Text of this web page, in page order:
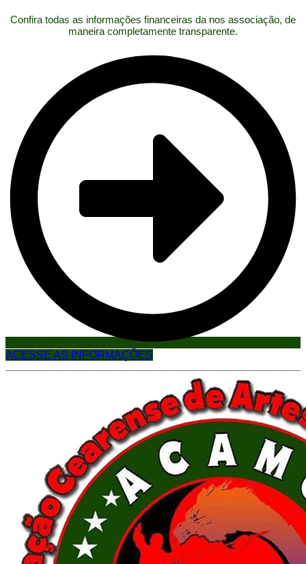
Confira todas as informações financeiras da nos associação, de
maneira completamente transparente.
ACESSE AS INFORMAÇÕES